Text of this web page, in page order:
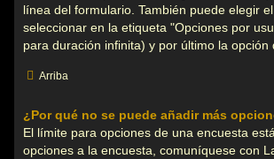
línea del formulario. También puede elegir
seleccionar en la etiqueta "Opciones por
para duración infinita) y por último la
Arriba
¿Por qué no se puede añadir más
El límite para opciones de una encuesta
opciones a la encuesta, comuníquese con